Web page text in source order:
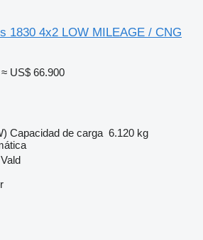
1830 4x2 LOW MILEAGE / CNG
≈ US$ 66.900
Capacidad de carga 6.120 kg